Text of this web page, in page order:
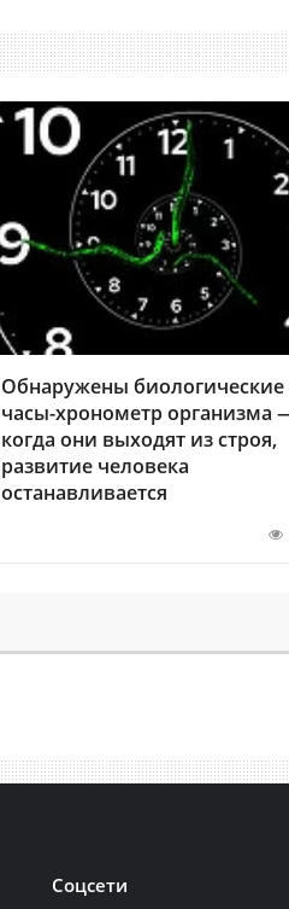
Обнаружены биологические
часы-хронометр организма
когда они выходят из строя,
развитие человека
останавливается
Соцсети